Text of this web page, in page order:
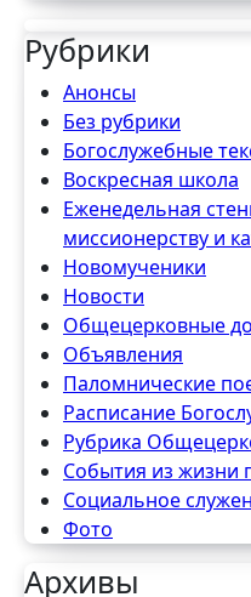
Рубрики
Анонсы
Без рубрики
Богослужебные
Воскресная школа
Еженедельная
миссионерству и
Новомученики
Новости
Общецерковные
Объявления
Паломнические
Расписание
Рубрика
События из жизни
Социальное
Фото
Архивы